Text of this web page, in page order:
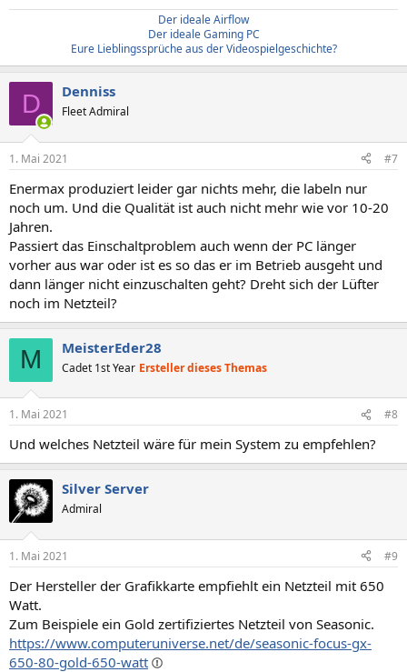
Der ideale Airflow
Der ideale Gaming PC
Eure Lieblingssprüche aus der Videospielgeschichte?
D Denniss
Fleet Admiral
1. Mai 2021 #7
Enermax produziert leider gar nichts mehr, die labeln nur
noch um. Und die Qualität ist auch nicht mehr wie vor 10-20
Jahren.
Passiert das Einschaltproblem auch wenn der PC länger
vorher aus war oder ist es so das er im Betrieb ausgeht und
dann länger nicht einzuschalten geht? Dreht sich der Lüfter
noch im Netzteil?
M MeisterEder28
Cadet 1st Year Ersteller dieses Themas
1. Mai 2021 #8
Und welches Netzteil wäre für mein System zu empfehlen?
Silver Server
Admiral
1. Mai 2021 #9
Der Hersteller der Grafikkarte empfiehlt ein Netzteil mit 650
Watt.
Zum Beispiele ein Gold zertifiziertes Netzteil von Seasonic.
https://www.computeruniverse.net/de/seasonic-focus-gx-
650-80-gold-650-watt